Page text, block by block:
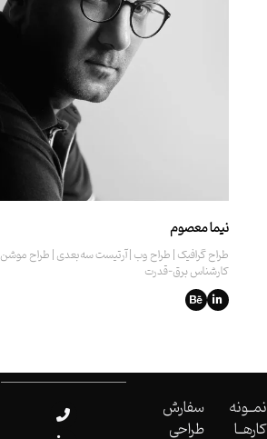
نیما معصوم
طراح گرافیک | طراح وب | آرتیست سه‌بعدی | طراح موشن
کارشناس برق-قدرت
نمــونه
کارهــا
سفارش
طراحی